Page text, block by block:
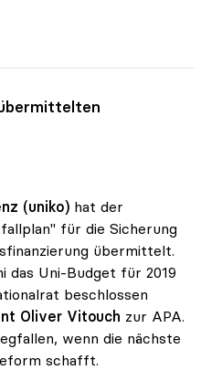
zuversichtlicher
(uniko) hat der
für die Sicherung
übermittelt.
das Uni-Budget für 2019
beschlossen
Oliver Vitouch zur APA.
wenn die nächste
schafft.